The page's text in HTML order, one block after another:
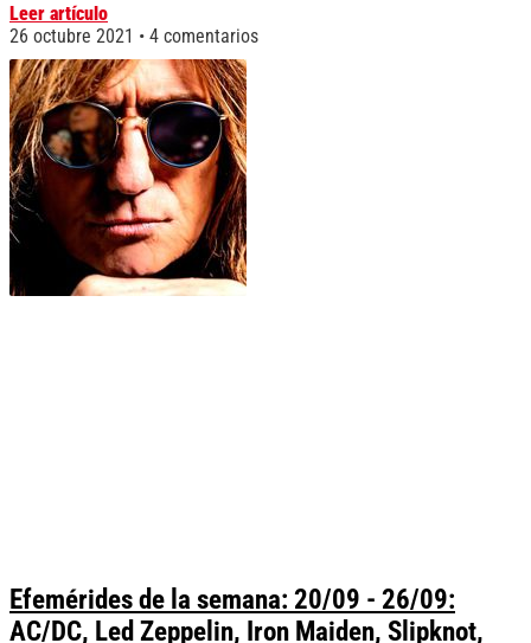
Leer artículo
26 octubre 2021
4 comentarios
Efemérides de la semana: 20/09 - 26/09:
AC/DC, Led Zeppelin, Iron Maiden, Slipknot,